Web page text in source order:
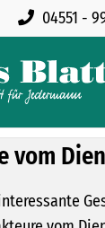
04551 -
vom